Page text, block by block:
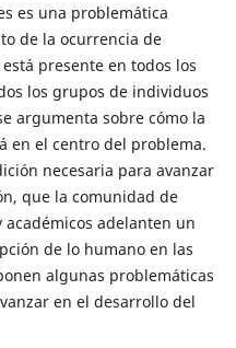
es una problemática
de la ocurrencia de
presente en todos los
los grupos de individuos
argumenta sobre cómo la
en el centro del problema.
necesaria para avanzar
que la comunidad de
adelanten un
de lo humano en las
algunas problemáticas
en el desarrollo del